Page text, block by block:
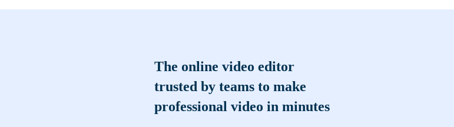
The online video editor
trusted by teams to make
professional video in minutes